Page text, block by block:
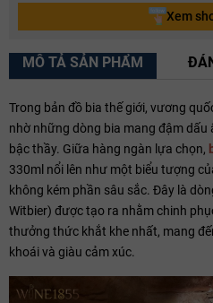
Xem
MÔ TẢ SẢN PHẨM
Trong bản đồ bia thế giới, vương
nhờ những dòng bia mang đậm dấu
bậc thầy. Giữa hàng ngàn lựa chọn,
330ml nổi lên như một biểu tượng
không kém phần sâu sắc. Đây là
Witbier) được tạo ra nhằm chinh
thưởng thức khắt khe nhất, mang
khoái và giàu cảm xúc.